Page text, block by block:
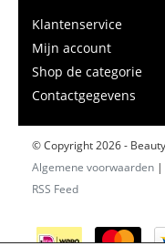
Klantenservice
Mijn account
Shop de categorie
Contactgegevens
© Copyright 2026 -
Algemene voorwaarden |
RSS Feed